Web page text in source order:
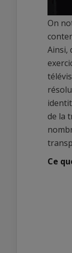
On
Ainsi,
de la
Ce